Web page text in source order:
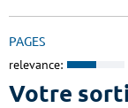
PAGES
relevance:
Votre